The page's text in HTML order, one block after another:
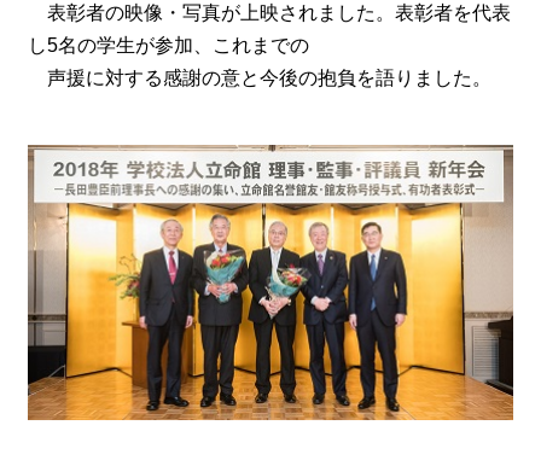
表彰者の映像・写真が上映されました。表彰者を代表
し5名の学生が参加、これまでの
声援に対する感謝の意と今後の抱負を語りました。